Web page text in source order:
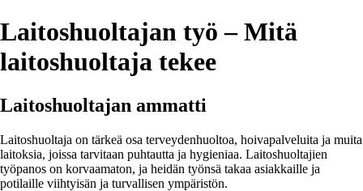
Laitoshuoltajan työ – Mitä
laitoshuoltaja tekee
Laitoshuoltajan ammatti
Laitoshuoltaja on tärkeä osa terveydenhuoltoa, hoivapalveluita ja muita
laitoksia, joissa tarvitaan puhtautta ja hygieniaa. Laitoshuoltajien
työpanos on korvaamaton, ja heidän työnsä takaa asiakkaille ja
potilaille viihtyisän ja turvallisen ympäristön.